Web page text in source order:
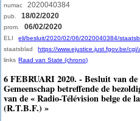
numac 2020040384
pub. 18/02/2020
prom. 06/02/2020
ELI
eli/besluit/2020/02/06/2020040384/
staatsblad
https://www.ejustice.just.fgov.be/
links Raad van State (chrono)
6 FEBRUARI 2020. - Besluit van
Gemeenschap betreffende de
van de « Radio-Télévision belge de
(R.T.B.F.) »